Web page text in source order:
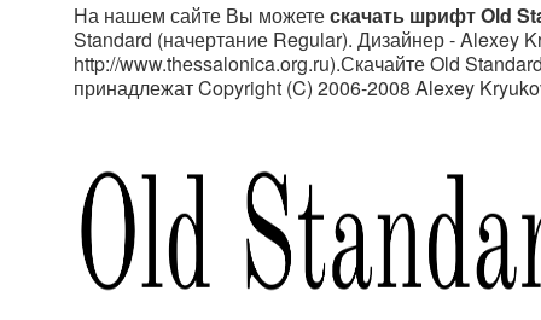
На нашем сайте Вы можетескачать шрифт Old
Standard (начертание Regular). Дизайнер - Alexey
http://www.thessalonica.org.ru).Скачайте Old
принадлежат Copyright (C) 2006-2008 Alexey